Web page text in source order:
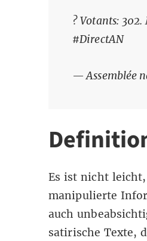
?️ Votants:
#DirectAN
— Assemblée
Es ist nicht
manipulierte
auch
satirische Texte,